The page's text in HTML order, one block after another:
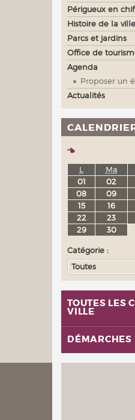
Périgueux en
Histoire de la ville
Parcs et jardins
Office de
Agenda
Proposer un
Actualités
L
Ma
01
02
08
09
15
16
22
23
29
30
Catégorie :
Toutes
TOUTES LES
VILLE
DÉMARCHES